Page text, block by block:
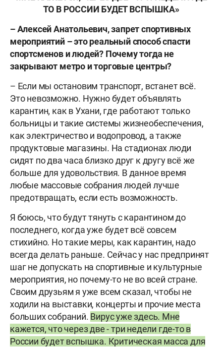
ТО В РОССИИ БУДЕТ ВСПЫШКА»
– Алексей Анатольевич, запрет спортивных
мероприятий – это реальный способ спасти
спортсменов и людей? Почему тогда не
закрывают метро и торговые центры?
– Если мы остановим транспорт, встанет всё.
Это невозможно. Нужно будет объявлять
карантин, как в Ухани, где работают только
больницы и такие системы жизнеобеспечения,
как электричество и водопровод, а также
продуктовые магазины. На стадионах люди
сидят по два часа близко друг к другу всё же
больше для удовольствия. В данное время
любые массовые собрания людей лучше
предотвращать, если есть возможность.
Я боюсь, что будут тянуть с карантином до
последнего, когда уже будет всё совсем
стихийно. Но такие меры, как карантин, надо
всегда делать раньше. Сейчас у нас предпринят
шаг не допускать на спортивные и культурные
мероприятия, но почему-то не во всей стране.
Своим друзьям я уже всем сказал, чтобы не
ходили на выставки, концерты и прочие места
больших собраний. Вирус уже здесь. Мне
кажется, что через две - три недели где-то в
России будет вспышка. Критическая масса для